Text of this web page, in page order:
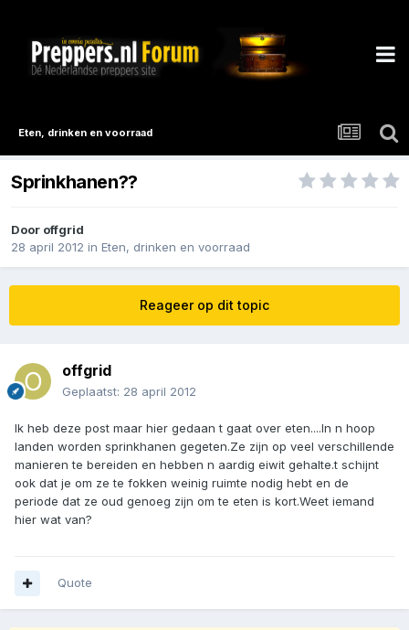
Eten, drinken en voorraad
Sprinkhanen??
Door offgrid
28 april 2012 in Eten, drinken en voorraad
Reageer op dit topic
offgrid
Geplaatst: 28 april 2012
Ik heb deze post maar hier gedaan t gaat over eten....In n hoop
landen worden sprinkhanen gegeten.Ze zijn op veel verschillende
manieren te bereiden en hebben n aardig eiwit gehalte.t schijnt
ook dat je om ze te fokken weinig ruimte nodig hebt en de
periode dat ze oud genoeg zijn om te eten is kort.Weet iemand
hier wat van?
Quote